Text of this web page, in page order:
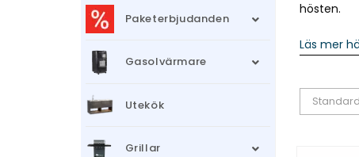
hösten.
Läs mer
Paketerbjudanden
Gasolvärmare
Utekök
Grillar